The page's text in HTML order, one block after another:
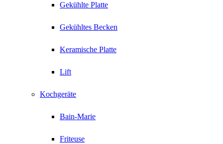
Gekühlte Platte
Gekühltes Becken
Keramische Platte
Lift
Kochgeräte
Bain-Marie
Friteuse